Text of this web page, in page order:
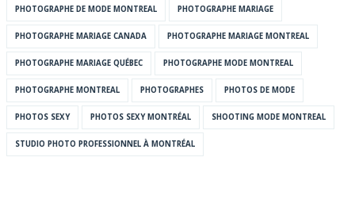
PHOTOGRAPHE DE MODE MONTREAL PHOTOGRAPHE MARIAGE
PHOTOGRAPHE MARIAGE CANADA PHOTOGRAPHE MARIAGE MONTREAL
PHOTOGRAPHE MARIAGE QUÉBEC PHOTOGRAPHE MODE MONTREAL
PHOTOGRAPHE MONTREAL PHOTOGRAPHES PHOTOS DE MODE
PHOTOS SEXY PHOTOS SEXY MONTRÉAL SHOOTING MODE MONTREAL
STUDIO PHOTO PROFESSIONNEL À MONTRÉAL